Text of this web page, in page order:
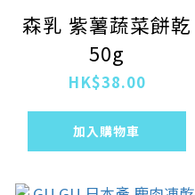
森乳 紫薯蔬菜餅乾
50g
HK$38.00
加入購物車